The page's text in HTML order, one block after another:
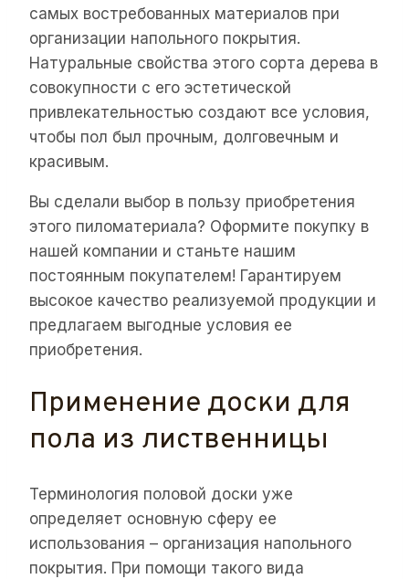
самых востребованных материалов при
организации напольного покрытия.
Натуральные свойства этого сорта дерева в
совокупности с его эстетической
привлекательностью создают все условия,
чтобы пол был прочным, долговечным и
красивым.
Вы сделали выбор в пользу приобретения
этого пиломатериала? Оформите покупку в
нашей компании и станьте нашим
постоянным покупателем! Гарантируем
высокое качество реализуемой продукции и
предлагаем выгодные условия ее
приобретения.
Применение доски для
пола из лиственницы
Терминология половой доски уже
определяет основную сферу ее
использования – организация напольного
покрытия. При помощи такого вида